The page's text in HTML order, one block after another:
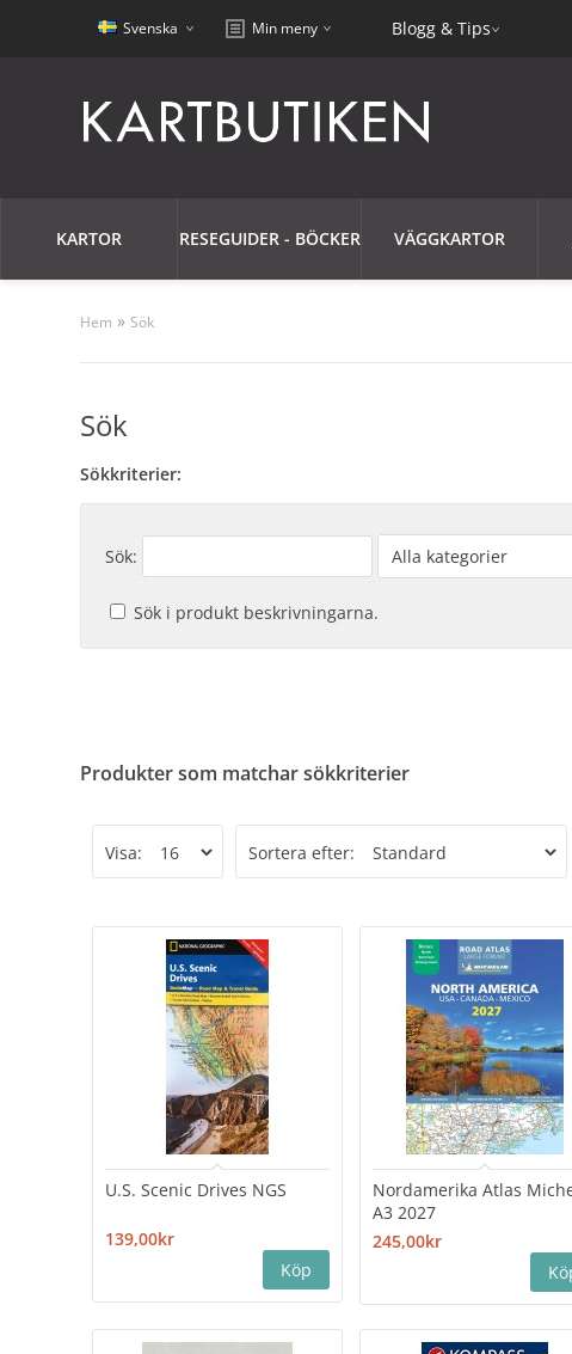
Svenska Min meny Blogg & Tips
KARTOR RESEGUIDER - BÖCKER VÄGGKARTOR
Hem » Sök
Sök
Sökkriterier:
Sök:
Sök i produkt beskrivningarna.
Produkter som matchar sökkriterier
Visa: Sortera efter:
U.S. Scenic Drives NGS
139,00kr
Nordamerika Atlas
A3 2027
245,00kr